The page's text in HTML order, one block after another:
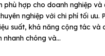
phù hợp cho doanh nghiệp và
nghiệp với chi phí tối ưu.
suất, khả năng cộng tác và
chóng và...